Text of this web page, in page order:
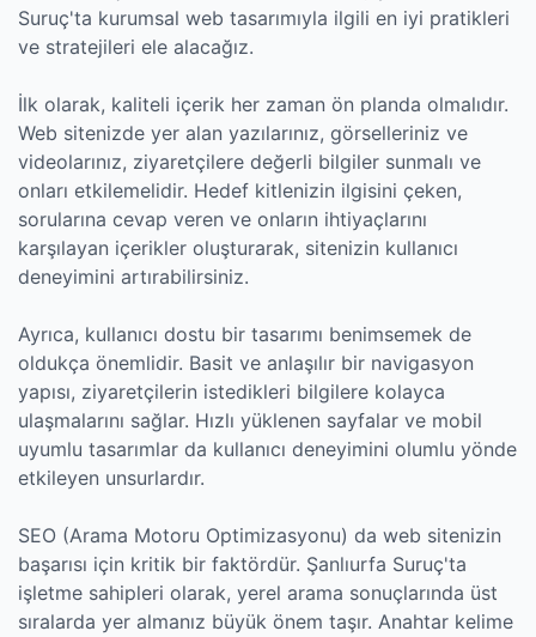
Suruç'ta kurumsal web tasarımıyla ilgili en iyi pratikleri
ve stratejileri ele alacağız.
İlk olarak, kaliteli içerik her zaman ön planda olmalıdır.
Web sitenizde yer alan yazılarınız, görselleriniz ve
videolarınız, ziyaretçilere değerli bilgiler sunmalı ve
onları etkilemelidir. Hedef kitlenizin ilgisini çeken,
sorularına cevap veren ve onların ihtiyaçlarını
karşılayan içerikler oluşturarak, sitenizin kullanıcı
deneyimini artırabilirsiniz.
Ayrıca, kullanıcı dostu bir tasarımı benimsemek de
oldukça önemlidir. Basit ve anlaşılır bir navigasyon
yapısı, ziyaretçilerin istedikleri bilgilere kolayca
ulaşmalarını sağlar. Hızlı yüklenen sayfalar ve mobil
uyumlu tasarımlar da kullanıcı deneyimini olumlu yönde
etkileyen unsurlardır.
SEO (Arama Motoru Optimizasyonu) da web sitenizin
başarısı için kritik bir faktördür. Şanlıurfa Suruç'ta
işletme sahipleri olarak, yerel arama sonuçlarında üst
sıralarda yer almanız büyük önem taşır. Anahtar kelime